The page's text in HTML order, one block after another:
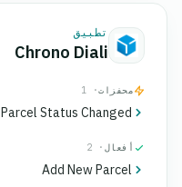
تطبيق
Chrono Diali
محفزات· 1
Parcel Status Changed
أفعال · 2
Add New Parcel